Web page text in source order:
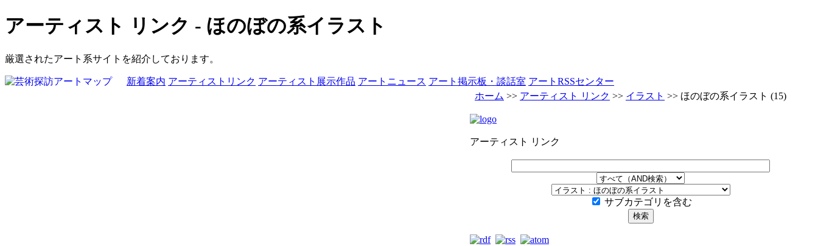
アーティスト リンク - ほのぼの系イラスト
厳選されたアート系サイトを紹介しております。
新着案内 アーティストリンク アーティスト展示作品 アートニュース アート掲示板・談話室 アートRSSセンター
ホーム >> アーティスト リンク >> イラスト >> ほのぼの系イラスト (15)
アーティスト リンク
サブカテゴリを含む